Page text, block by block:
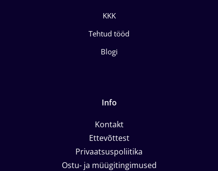
KKK
Tehtud tööd
Blogi
Info
Kontakt
Ettevõttest
Privaatsuspoliitika
Ostu- ja müügitingimused